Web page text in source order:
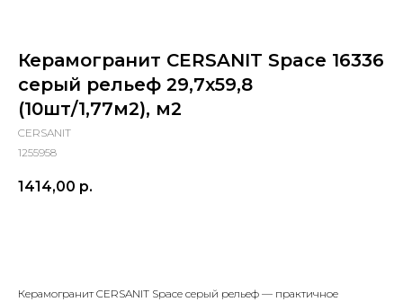
Керамогранит CERSANIT Space 16336
серый рельеф 29,7x59,8
(10шт/1,77м2), м2
CERSANIT
1255958
1414,00 р.
Керамогранит CERSANIT Space серый рельеф — практичное